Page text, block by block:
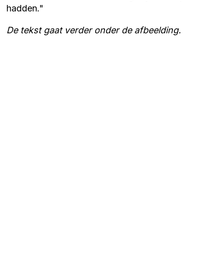
hadden."
De tekst gaat verder onder de afbeelding.